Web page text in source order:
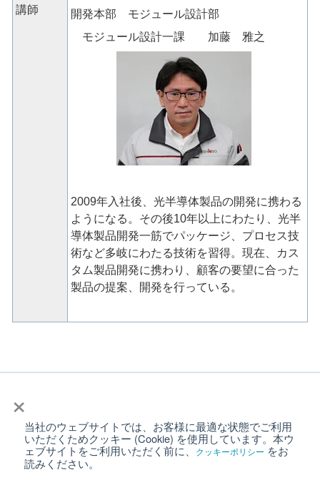
×
当社のウェブサイトでは、お客様に最適な状態でご利用
いただくためクッキー (Cookie) を使用しています。本ウ
ェブサイトをご利用いただく前に、
クッキーポリシー をお
読みください。
講師
開発本部 モジュール設計部
モジュール設計一課 加藤 雅之
2009年入社後、光半導体製品の開発に携わる
ようになる。その後10年以上にわたり、光半
導体製品開発一筋でパッケージ、プロセス技
術など多岐にわたる技術を習得。現在、カス
タム製品開発に携わり、顧客の要望に合った
製品の提案、開発を行っている。
沢山のご参加ありがとうござい
ました。